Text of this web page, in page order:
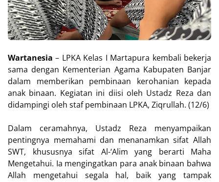
Wartanesia – LPKA Kelas I Martapura kembali bekerja
sama dengan Kementerian Agama Kabupaten Banjar
dalam memberikan pembinaan kerohanian kepada
anak binaan. Kegiatan ini diisi oleh Ustadz Reza dan
didampingi oleh staf pembinaan LPKA, Ziqrullah. (12/6)
Dalam ceramahnya, Ustadz Reza menyampaikan
pentingnya memahami dan menanamkan sifat Allah
SWT, khususnya sifat Al-‘Alim yang berarti Maha
Mengetahui. Ia mengingatkan para anak binaan bahwa
Allah mengetahui segala hal, baik yang tampak